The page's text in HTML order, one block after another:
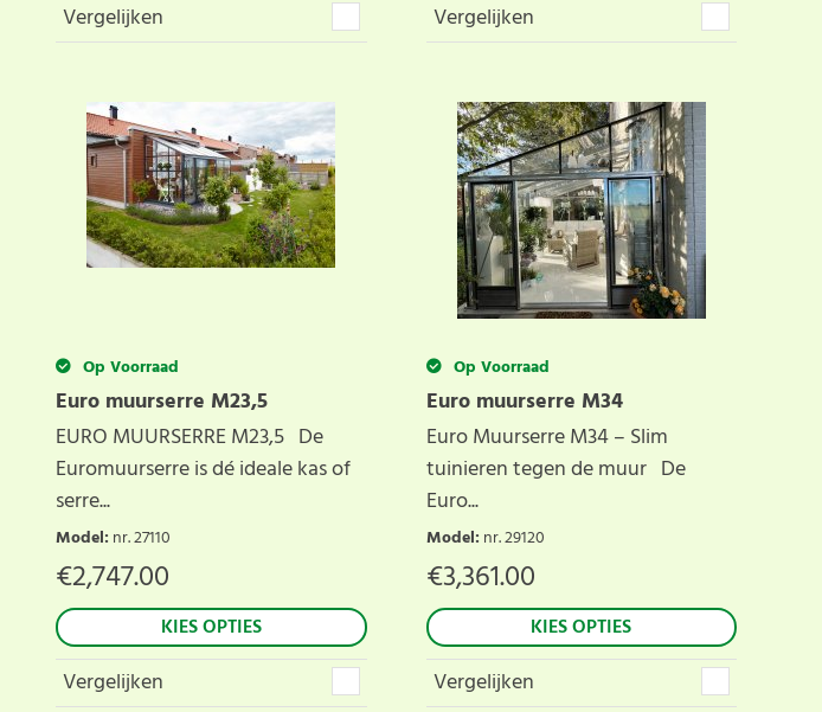
Vergelijken Vergelijken
Op Voorraad
Euro muurserre M23,5
EURO MUURSERRE M23,5 De
Euromuurserre is dé ideale kas of
serre...
Model: nr. 27110
€2,747.00
KIES OPTIES
Vergelijken
Op Voorraad
Euro muurserre M34
Euro Muurserre M34 – Slim
tuinieren tegen de muur De
Euro...
Model: nr. 29120
€3,361.00
KIES OPTIES
Vergelijken